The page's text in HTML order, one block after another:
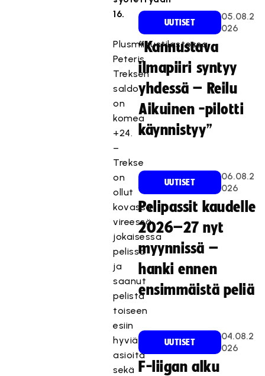
16.
Plusmiinustilastossa
Peteris
Treksen
saldo
on
komea
+24.
–
Trekse
on
ollut
kovassa
vireessä
jokaisessa
pelissä
ja
saanut
pelistä
toiseen
esiin
hyviä
asioita
sekä
UUTISET
05.08.2
026
“Kannustava
ilmapiiri syntyy
yhdessä – Reilu
Aikuinen -pilotti
käynnistyy”
UUTISET
06.08.2
026
Pelipassit kaudelle
2026–27 nyt
myynnissä –
hanki ennen
ensimmäistä peliä
UUTISET
04.08.2
026
F-liigan alku